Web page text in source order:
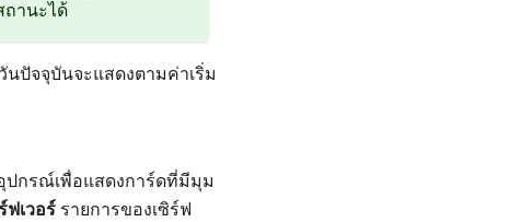
ถานะได้
ปัจจุบันจะแสดงตามค่าเริ่ม
ปกรณ์เพื่อแสดงการ์ดที่มีมุม
ฟเวอร์ รายการของเซิร์ฟ